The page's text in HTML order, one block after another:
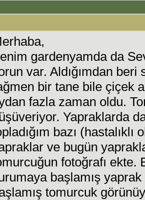
gardenyamda da
var. Aldığımdan
bir tane bile çiçek
fazla zaman oldu.
Yapraklarda
bazı
ve bugün
fotoğrafı ekte.
başlamış
tomurcuk